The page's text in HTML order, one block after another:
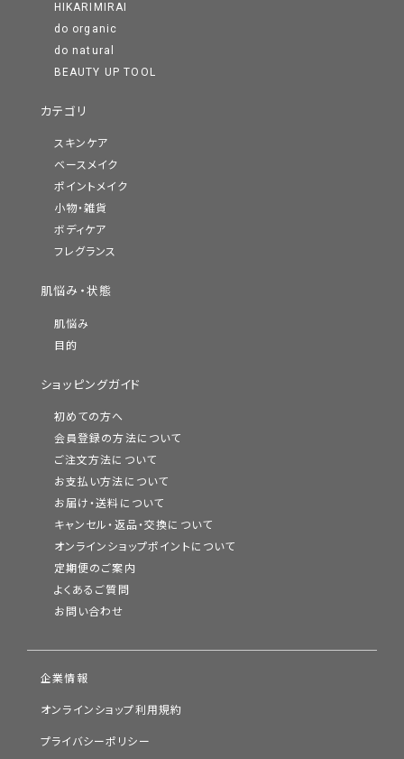
HIKARIMIRAI
do organic
do natural
BEAUTY UP TOOL
カテゴリ
スキンケア
ベースメイク
ポイントメイク
小物・雑貨
ボディケア
フレグランス
肌悩み・状態
肌悩み
目的
ショッピングガイド
初めての方へ
会員登録の方法について
ご注文方法について
お支払い方法について
お届け・送料について
キャンセル・返品・交換について
オンラインショップポイントについて
定期便のご案内
よくあるご質問
お問い合わせ
企業情報
オンラインショップ利用規約
プライバシーポリシー